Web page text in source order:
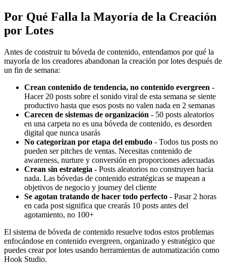
Por Qué Falla la Mayoría de la Creación
por Lotes
Antes de construir tu bóveda de contenido, entendamos por qué la
mayoría de los creadores abandonan la creación por lotes después de
un fin de semana:
Crean contenido de tendencia, no contenido evergreen -
Hacer 20 posts sobre el sonido viral de esta semana se siente
productivo hasta que esos posts no valen nada en 2 semanas
Carecen de sistemas de organización - 50 posts aleatorios
en una carpeta no es una bóveda de contenido, es desorden
digital que nunca usarás
No categorizan por etapa del embudo - Todos tus posts no
pueden ser pitches de ventas. Necesitas contenido de
awareness, nurture y conversión en proporciones adecuadas
Crean sin estrategia - Posts aleatorios no construyen hacia
nada. Las bóvedas de contenido estratégicas se mapean a
objetivos de negocio y journey del cliente
Se agotan tratando de hacer todo perfecto - Pasar 2 horas
en cada post significa que crearás 10 posts antes del
agotamiento, no 100+
El sistema de bóveda de contenido resuelve todos estos problemas
enfocándose en contenido evergreen, organizado y estratégico que
puedes crear por lotes usando herramientas de automatización como
Hook Studio.